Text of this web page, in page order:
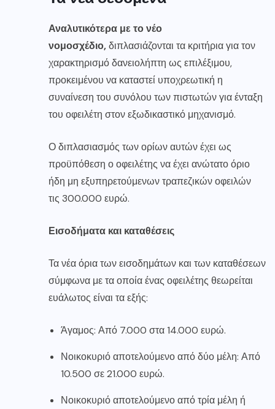
Αναλυτικότερα με το νέο
νομοσχέδιο,διπλασιάζονται τα κριτήρια για τον
χαρακτηρισμό δανειολήπτη ως επιλέξιμου,
προκειμένου να καταστεί υποχρεωτική η
συναίνεση του συνόλου των πιστωτών για ένταξη
του οφειλέτη στον εξωδικαστικό μηχανισμό.
Ο διπλασιασμός των ορίων αυτών έχει ως
προϋπόθεση ο οφειλέτης να έχει ανώτατο όριο
ήδη μη εξυπηρετούμενων τραπεζικών οφειλών
τις 300.000 ευρώ.
Εισοδήματα και καταθέσεις
Τα νέα όρια των εισοδημάτων και των καταθέσεων
σύμφωνα με τα οποία ένας οφειλέτης θεωρείται
ευάλωτος είναι τα εξής:
Άγαμος: Από 7.000 στα 14.000 ευρώ.
Νοικοκυριό αποτελούμενο από δύο μέλη: Από
10.500 σε 21.000 ευρώ.
Νοικοκυριό αποτελούμενο από τρία μέλη ή